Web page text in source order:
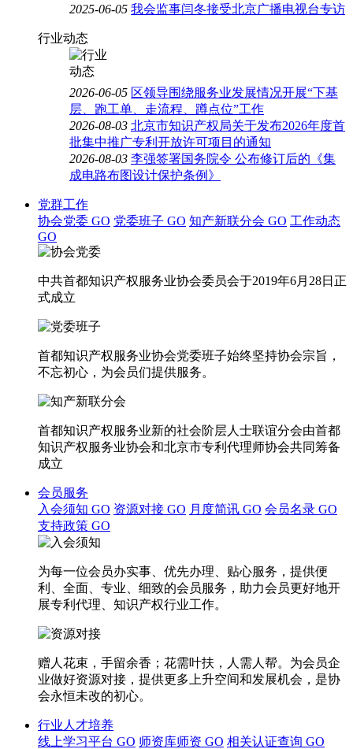
2025-06-05 我会监事闫冬接受北京广播电视台专访
行业动态
2026-06-05 区领导围绕服务业发展情况开展“下基
层、跑工单、走流程、蹲点位”工作
2026-08-03 北京市知识产权局关于发布2026年度首
批集中推广专利开放许可项目的通知
2026-08-03 李强签署国务院令 公布修订后的《集
成电路布图设计保护条例》
党群工作
协会党委 GO 党委班子 GO 知产新联分会 GO 工作动态
GO
中共首都知识产权服务业协会委员会于2019年6月28日正
式成立
首都知识产权服务业协会党委班子始终坚持协会宗旨，
不忘初心，为会员们提供服务。
首都知识产权服务业新的社会阶层人士联谊分会由首都
知识产权服务业协会和北京市专利代理师协会共同筹备
成立
会员服务
入会须知 GO 资源对接 GO 月度简讯 GO 会员名录 GO
支持政策 GO
为每一位会员办实事、优先办理、贴心服务，提供便
利、全面、专业、细致的会员服务，助力会员更好地开
展专利代理、知识产权行业工作。
赠人花束，手留余香；花需叶扶，人需人帮。为会员企
业做好资源对接，提供更多上升空间和发展机会，是协
会永恒未改的初心。
行业人才培养
线上学习平台 GO 师资库师资 GO 相关认证查询 GO